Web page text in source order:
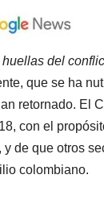
del
que se ha
retornado. El
con el
de que otros
colombiano.